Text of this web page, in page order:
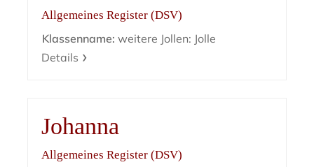
Allgemeines Register (DSV)
Klassenname: weitere Jollen: Jolle
Details
Johanna
Allgemeines Register (DSV)